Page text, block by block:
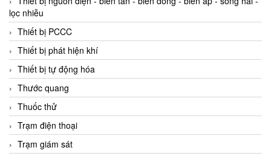
lọc nhiễu
Thiết bị PCCC
Thiết bị phát hiện khí
Thiết bị tự động hóa
Thước quang
Thuốc thử
Trạm điện thoại
Trạm giám sát